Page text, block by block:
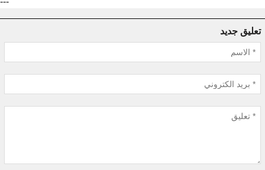
تعليق جديد